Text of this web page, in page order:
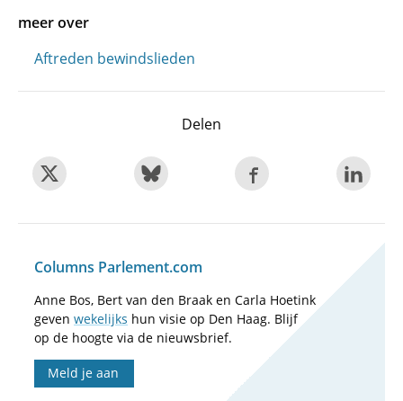
meer over
Aftreden bewindslieden
Delen
Columns Parlement.com
Anne Bos, Bert van den Braak en Carla Hoetink
geven wekelijks hun visie op Den Haag. Blijf
op de hoogte via de nieuwsbrief.
Meld je aan